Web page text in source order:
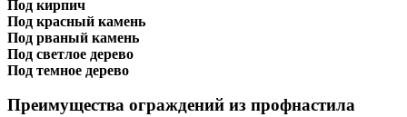
Под кирпич
Под красный камень
Под рваный камень
Под светлое дерево
Под темное дерево
Преимущества ограждений из профнастила